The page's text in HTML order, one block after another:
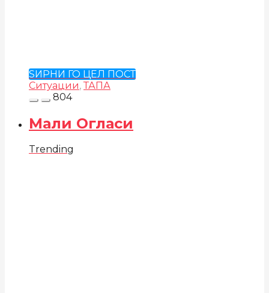
ЅИРНИ ГО ЦЕЛ ПОСТ
Ситуации, ТАПА
804
Мали Огласи
Trending